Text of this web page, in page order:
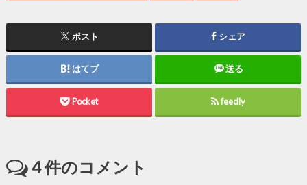
ポスト シェア
はてブ 送る
Pocket feedly
4件のコメント